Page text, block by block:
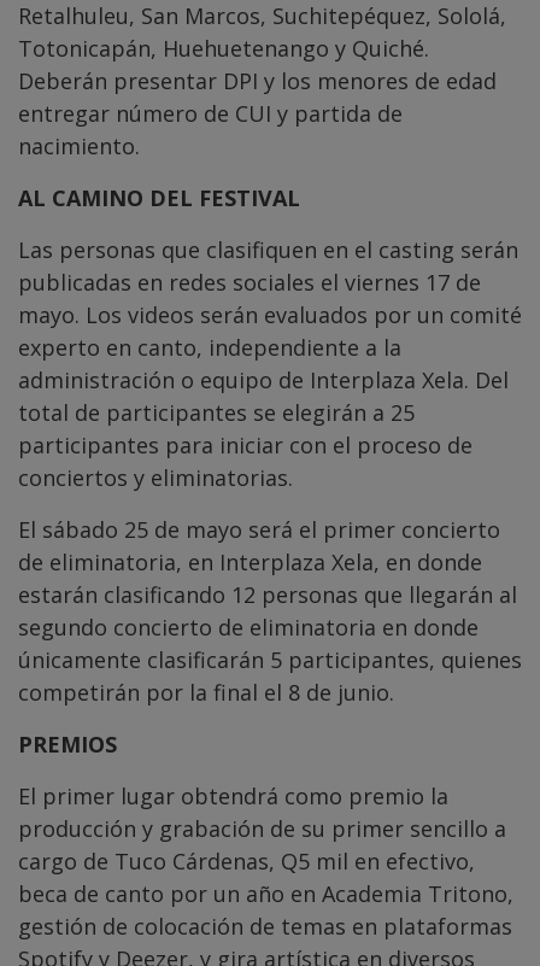
Retalhuleu, San Marcos, Suchitepéquez, Sololá,
Totonicapán, Huehuetenango y Quiché.
Deberán presentar DPI y los menores de edad
entregar número de CUI y partida de
nacimiento.
AL CAMINO DEL FESTIVAL
Las personas que clasifiquen en el casting serán
publicadas en redes sociales el viernes 17 de
mayo. Los videos serán evaluados por un comité
experto en canto, independiente a la
administración o equipo de Interplaza Xela. Del
total de participantes se elegirán a 25
participantes para iniciar con el proceso de
conciertos y eliminatorias.
El sábado 25 de mayo será el primer concierto
de eliminatoria, en Interplaza Xela, en donde
estarán clasificando 12 personas que llegarán al
segundo concierto de eliminatoria en donde
únicamente clasificarán 5 participantes, quienes
competirán por la final el 8 de junio.
PREMIOS
El primer lugar obtendrá como premio la
producción y grabación de su primer sencillo a
cargo de Tuco Cárdenas, Q5 mil en efectivo,
beca de canto por un año en Academia Tritono,
gestión de colocación de temas en plataformas
Spotify y Deezer, y gira artística en diversos